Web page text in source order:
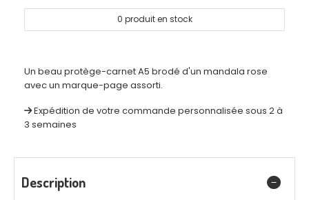
0 produit en stock
Un beau protège-carnet A5 brodé d'un mandala rose
avec un marque-page assorti.
Expédition de votre commande personnalisée sous 2 à
3 semaines
Description